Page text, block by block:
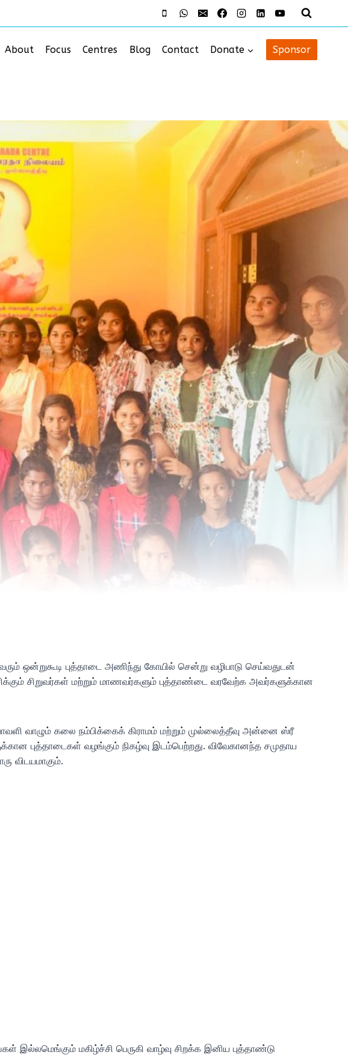
About Focus Centres Blog Contact Donate Sponsor
ஒன்றுகூடி புத்தாடை அணிந்து கோயில் சென்று வழிபாடு செய்வதுடன்
சிறுவர்கள் மற்றும் மாணவர்களும் புத்தாண்டை வரவேற்க அவர்களுக்கான
வாழும் கலை நம்பிக்கைக் கிராமம் மற்றும் முல்லைத்தீவு அன்னை ஸ்ரீ
புத்தாடைகள் வழங்கும் நிகழ்வு இடம்பெற்றது. விவேகானந்த சமுதாய
விடயமாகும்.
மகிழ்ச்சி பெருகி வாழ்வு சிறக்க இனிய புத்தாண்டு